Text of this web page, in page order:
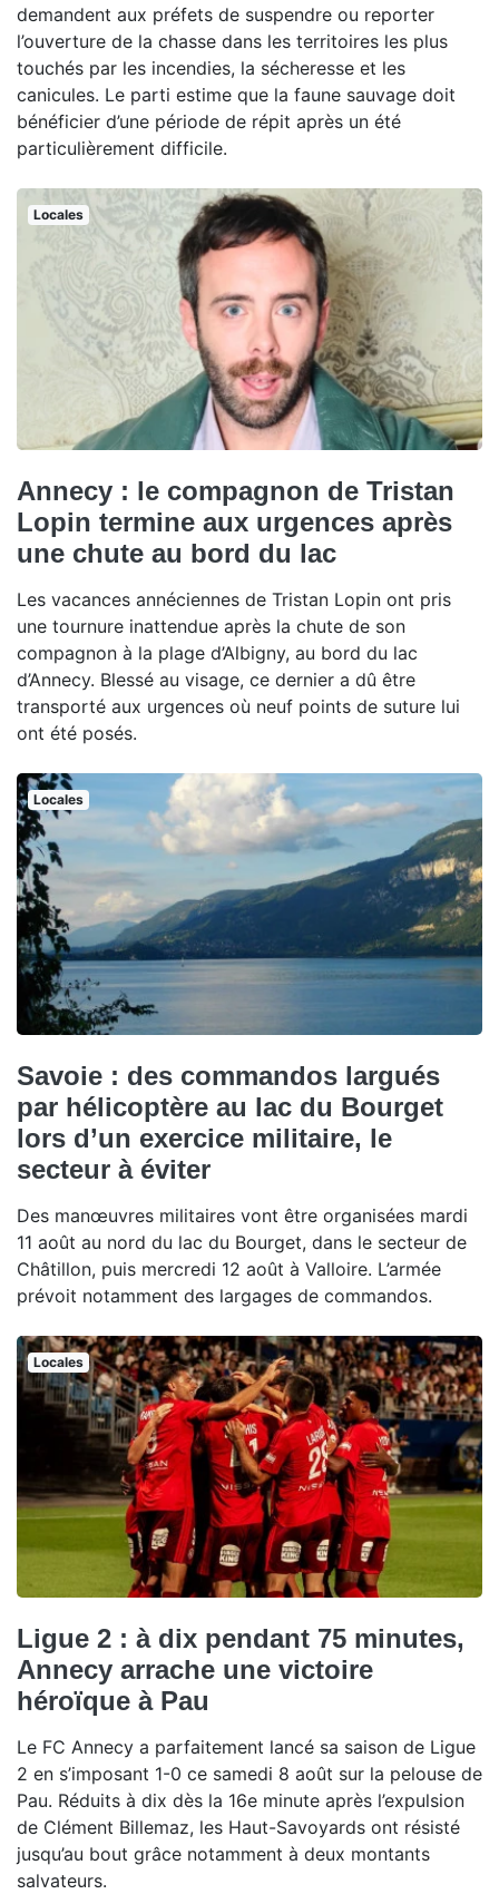
demandent aux préfets de suspendre ou reporter
l’ouverture de la chasse dans les territoires les plus
touchés par les incendies, la sécheresse et les
canicules. Le parti estime que la faune sauvage doit
bénéficier d’une période de répit après un été
particulièrement difficile.
Locales
Annecy : le compagnon de Tristan
Lopin termine aux urgences après
une chute au bord du lac
Les vacances annéciennes de Tristan Lopin ont pris
une tournure inattendue après la chute de son
compagnon à la plage d’Albigny, au bord du lac
d’Annecy. Blessé au visage, ce dernier a dû être
transporté aux urgences où neuf points de suture lui
ont été posés.
Locales
Savoie : des commandos largués
par hélicoptère au lac du Bourget
lors d’un exercice militaire, le
secteur à éviter
Des manœuvres militaires vont être organisées mardi
11 août au nord du lac du Bourget, dans le secteur de
Châtillon, puis mercredi 12 août à Valloire. L’armée
prévoit notamment des largages de commandos.
Locales
Ligue 2 : à dix pendant 75 minutes,
Annecy arrache une victoire
héroïque à Pau
Le FC Annecy a parfaitement lancé sa saison de Ligue
2 en s’imposant 1-0 ce samedi 8 août sur la pelouse de
Pau. Réduits à dix dès la 16e minute après l’expulsion
de Clément Billemaz, les Haut-Savoyards ont résisté
jusqu’au bout grâce notamment à deux montants
salvateurs.